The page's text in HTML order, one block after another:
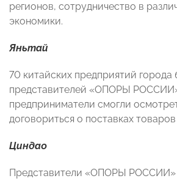
регионов, сотрудничество в
экономики.
Яньтай
70 китайских предприятий города
представителей «ОПОРЫ
предприниматели смогли
договориться о поставках
Циндао
Представители «ОПОРЫ РОССИИ»